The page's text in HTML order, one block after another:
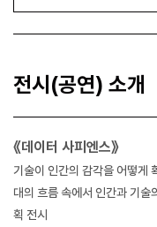
전시(공연) 소개
《데이터 사피엔스》
기술이 인간의 감각을 어떻게
대의 흐름 속에서 인간과 기술
획 전시